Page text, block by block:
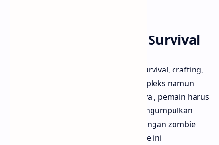
3. Last Day on Earth: Survival
Game ini menggabungkan elemen survival, crafting,
dan RPG dalam satu paket yang kompleks namun
seru. Dalam Last Day on Earth: Survival, pemain harus
membangun tempat berlindung, mengumpulkan
sumber daya, dan bertahan dari serangan zombie
serta pemain lain secara online. Game ini